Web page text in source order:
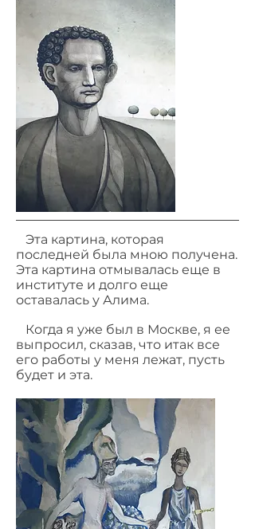
Эта картина, которая
последней была мною получена.
Эта картина отмывалась еще в
институте и долго еще
оставалась у Алима.
Когда я уже был в Москве, я ее
выпросил, сказав, что итак все
его работы у меня лежат, пусть
будет и эта.